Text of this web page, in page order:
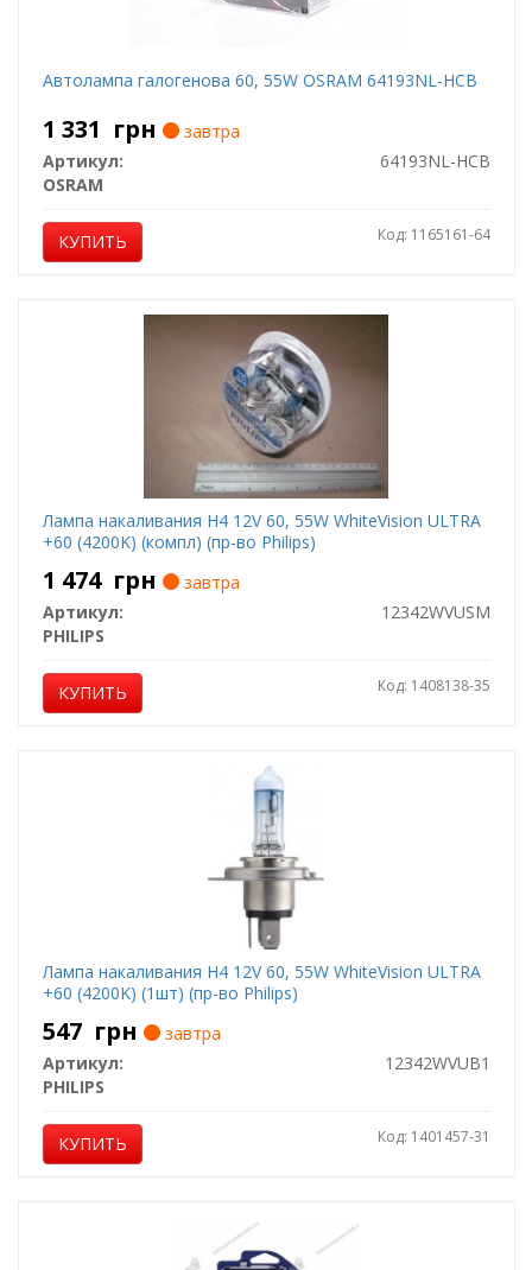
Автолампа галогенова 60, 55W OSRAM 64193NL-HCB
1 331 грн
завтра
Артикул:
64193NL-HCB
OSRAM
КУПИТЬ Код: 1165161-64
Лампа накаливания H4 12V 60, 55W WhiteVision ULTRA
+60 (4200K) (компл) (пр-во Philips)
1 474 грн
завтра
Артикул:
12342WVUSM
PHILIPS
КУПИТЬ Код: 1408138-35
Лампа накаливания H4 12V 60, 55W WhiteVision ULTRA
+60 (4200K) (1шт) (пр-во Philips)
547 грн
завтра
Артикул:
12342WVUB1
PHILIPS
КУПИТЬ Код: 1401457-31